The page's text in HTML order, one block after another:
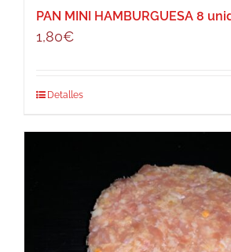
PAN MINI HAMBURGUESA 8
1,80€
Detalles